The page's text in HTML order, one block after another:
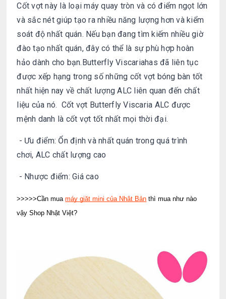
Cốt vợt này là loại máy quay tròn và có điểm ngọt lớn
và sắc nét giúp tạo ra nhiều năng lượng hơn và kiểm
soát độ nhất quán. Nếu bạn đang tìm kiếm nhiều giờ
đào tạo nhất quán, đây có thể là sự phù hợp hoàn
hảo dành cho bạn.Butterfly Viscariahas đã liên tục
được xếp hạng trong số những cốt vợt bóng bàn tốt
nhất hiện nay về chất lượng ALC liên quan đến chất
liệu của nó. Cốt vợt Butterfly Viscaria ALC được
mệnh danh là cốt vợt tốt nhất mọi thời đại.
- Ưu điểm: Ổn định và nhất quán trong quá trình
chơi, ALC chất lượng cao
- Nhược điểm: Giá cao
>>>>>Cần muamáy giặt mini của Nhật Bản thì mua như nào
vậy Shop Nhật Việt?